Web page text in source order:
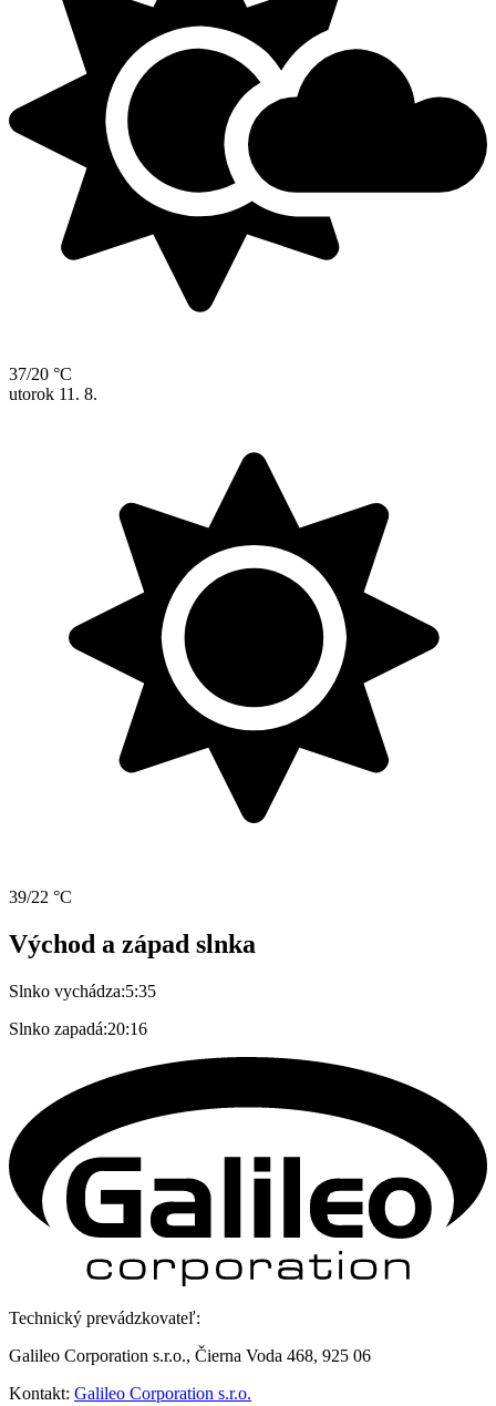
37/20 °C
utorok 11. 8.
39/22 °C
Východ a západ slnka
Slnko vychádza:5:35
Slnko zapadá:20:16
Technický prevádzkovateľ:
Galileo Corporation s.r.o., Čierna Voda 468, 925 06
Kontakt: Galileo Corporation s.r.o.